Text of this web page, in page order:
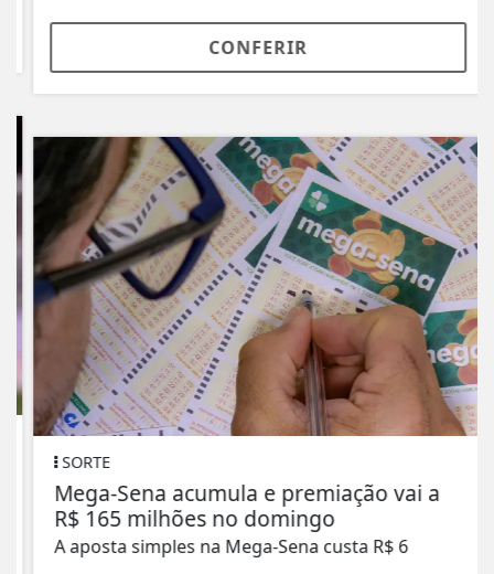
CONFERIR
SORTE
Mega-Sena acumula e premiação vai a
R$ 165 milhões no domingo
A aposta simples na Mega-Sena custa R$ 6